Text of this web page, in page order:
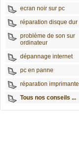
ecran noir sur pc
réparation disque dur
problème de son sur
ordinateur
dépannage internet
pc en panne
réparation imprimante
Tous nos conseils ...